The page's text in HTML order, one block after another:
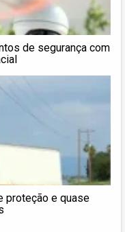
de segurança com
proteção e quase